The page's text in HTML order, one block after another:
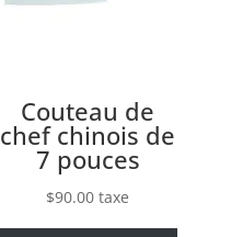
Couteau de
chef chinois de
7 pouces
$90.00 taxe